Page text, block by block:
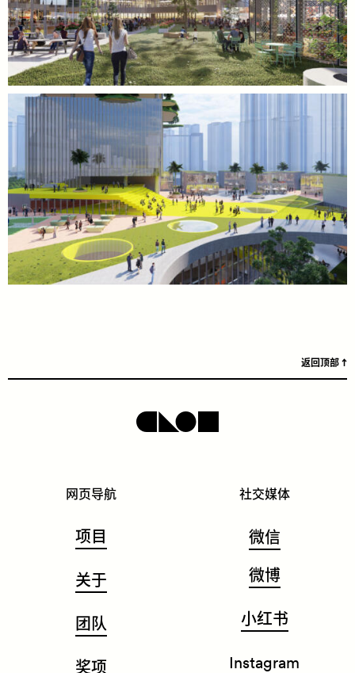
返回顶部
网页导航
项目
关于
团队
奖项
社交媒体
微信
微博
小红书
Instagram